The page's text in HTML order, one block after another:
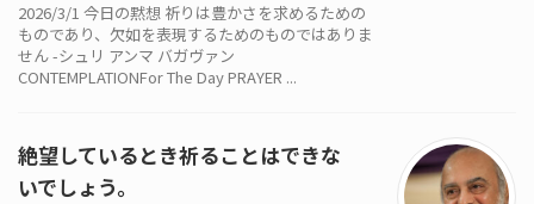
2026/3/1 今日の黙想 祈りは豊かさを求めるための
ものであり、欠如を表現するためのものではありま
せん -シュリ アンマ バガヴァン
CONTEMPLATIONFor The Day PRAYER ...
絶望しているとき祈ることはできな
いでしょう。